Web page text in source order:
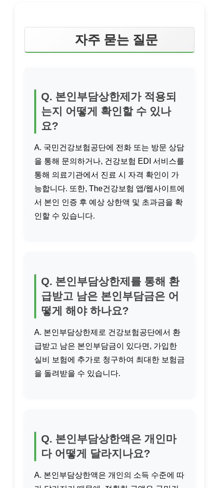
자주 묻는 질문
Q. 본인부담상한제가 적용되
는지 어떻게 확인할 수 있나
요?
A. 국민건강보험공단에 전화 또는 방문 상담
을 통해 문의하거나, 건강보험 EDI 서비스를
통해 의료기관에서 진료 시 자격 확인이 가
능합니다. 또한, The건강보험 앱/웹사이트에
서 본인 인증 후 예상 상한액 및 초과금을 확
인할 수 있습니다.
Q. 본인부담상한제를 통해 환
급받고 남은 본인부담금은 어
떻게 해야 하나요?
A. 본인부담상한제로 건강보험공단에서 환
급받고 남은 본인부담금이 있다면, 가입한
실비 보험에 추가로 청구하여 최대한 보험금
을 돌려받을 수 있습니다.
Q. 본인부담상한액은 개인마
다 어떻게 달라지나요?
A. 본인부담상한액은 개인의 소득 수준에 따